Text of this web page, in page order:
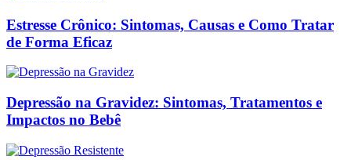
Estresse Crônico: Sintomas, Causas e Como Tratar
de Forma Eficaz
Depressão na Gravidez: Sintomas, Tratamentos e
Impactos no Bebê